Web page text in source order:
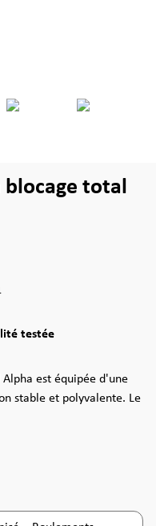
total
testée
est équipée d'une
stable et polyvalente. Le